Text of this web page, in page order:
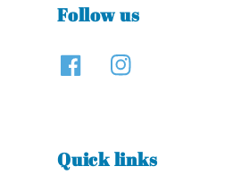
Follow us
Quick links